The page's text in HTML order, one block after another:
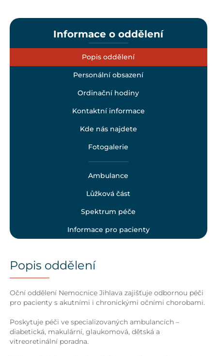
Informace o oddělení
Popis oddělení
Personální obsazení
Ordinační hodiny
Kontaktní informace
Kde nás najdete
Fotogalerie
Ambulance
Lůžková část
Spektrum péče
Informace pro pacienty
Popis oddělení
Oční oddělení Nemocnice Jihlava zajišťuje odbornou péči
pro pacienty s akutními i chronickými očními chorobami.
Poskytuje péči ve specializovaných ambulancích –
diabetická, makulární, glaukomová, dětská a
vitreoretinální poradna.